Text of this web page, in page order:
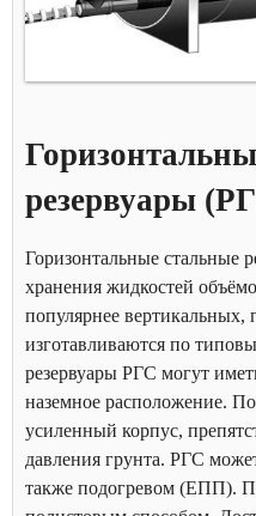
резервуары
Горизонтальные стальные
хранения жидкостей
популярнее вертикальных,
изготавливаются по
резервуары РГС могут
наземное расположение.
усиленный корпус,
давления грунта. РГС
также подогревом (ЕПП).